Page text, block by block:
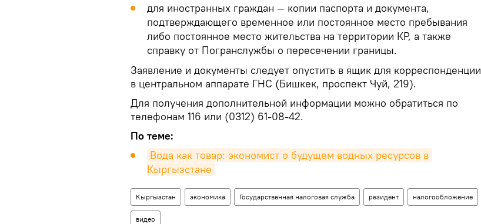
для иностранных граждан — копии паспорта и документа,
подтверждающего временное или постоянное место пребывания
либо постоянное место жительства на территории КР, а также
справку от Погранслужбы о пересечении границы.
Заявление и документы следует опустить в ящик для корреспонденции
в центральном аппарате ГНС (Бишкек, проспект Чуй, 219).
Для получения дополнительной информации можно обратиться по
телефонам 116 или (0312) 61-08-42.
По теме:
Вода как товар: экономист о будущем водных ресурсов в
Кыргызстане
Кыргызстан экономика Государственная налоговая служба резидент налогообложение
видео